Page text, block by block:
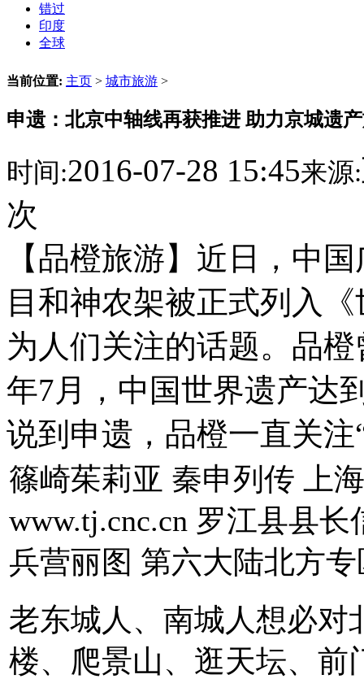
错过
印度
全球
当前位置: 主页 > 城市旅游 >
申遗：北京中轴线再获推进 助力京城遗
时间:2016-07-28 15:45来源:
次
【品橙旅游】近日，中
目和神农架被正式列入
为人们关注的话题。品
年7月，中国世界遗产达
说到申遗，品橙一直关
篠崎茱莉亚 秦申列传 上
www.tj.cnc.cn 罗江县县
兵营丽图 第六大陆北方
老东城人、南城人想必对
楼、爬景山、逛天坛、前